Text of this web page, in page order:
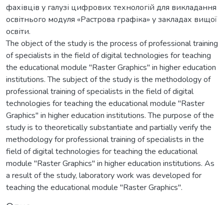
фахівців у галузі цифрових технологій для викладання
освітнього модуля «Растрова графіка» у закладах вищої
освіти.
The object of the study is the process of professional training
of specialists in the field of digital technologies for teaching
the educational module "Raster Graphics" in higher education
institutions. The subject of the study is the methodology of
professional training of specialists in the field of digital
technologies for teaching the educational module "Raster
Graphics" in higher education institutions. The purpose of the
study is to theoretically substantiate and partially verify the
methodology for professional training of specialists in the
field of digital technologies for teaching the educational
module "Raster Graphics" in higher education institutions. As
a result of the study, laboratory work was developed for
teaching the educational module "Raster Graphics".